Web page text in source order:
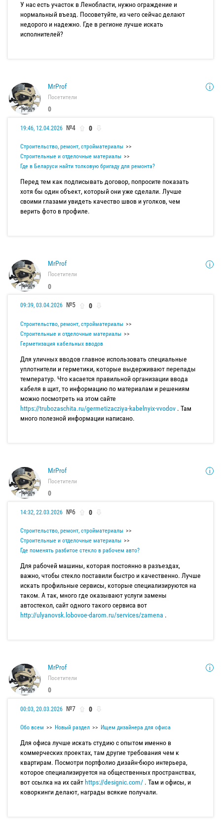
У нас есть участок в Ленобласти, нужно ограждение и
нормальный въезд. Посоветуйте, из чего сейчас делают
недорого и надежно. Где в регионе лучше искать
исполнителей?
MrProf
Посетители
0
19:46, 12.04.2026 №4 0
Строительство, ремонт, стройматериалы
Строительные и отделочные материалы
Где в Беларуси найти толковую бригаду для ремонта?
Перед тем как подписывать договор, попросите показать
хотя бы один объект, который они уже сделали. Лучше
своими глазами увидеть качество швов и уголков, чем
верить фото в профиле.
MrProf
Посетители
0
09:39, 03.04.2026 №5 0
Строительство, ремонт, стройматериалы
Строительные и отделочные материалы
Герметизация кабельных вводов
Для уличных вводов главное использовать специальные
уплотнители и герметики, которые выдерживают перепады
температур. Что касается правильной организации ввода
кабеля в щит, то информацию по материалам и решениям
можно посмотреть на этом сайте
https://trubozaschita.ru/germetizacziya-kabelnyix-vvodov . Там
много полезной информации написано.
MrProf
Посетители
0
14:32, 22.03.2026 №6 0
Строительство, ремонт, стройматериалы
Строительные и отделочные материалы
Где поменять разбитое стекло в рабочем авто?
Для рабочей машины, которая постоянно в разъездах,
важно, чтобы стекло поставили быстро и качественно. Лучше
искать профильные сервисы, которые специализируются на
таком. А так, много где оказывают услуги замены
автостекол, сайт одного такого сервиса вот
http://ulyanovsk.lobovoe-darom.ru/services/zamena .
MrProf
Посетители
0
00:03, 20.03.2026 №7 0
Обо всем Новый раздел Ищем дизайнера для офиса
Для офиса лучше искать студию с опытом именно в
коммерческих проектах, там другие требования чем к
квартирам. Посмотри портфолио дизайн-бюро интерьера,
которое специализируется на общественных пространствах,
вот ссылка на их сайт https://designic.com/ . Там и офисы, и
коворкинги делают, награды всякие получали.